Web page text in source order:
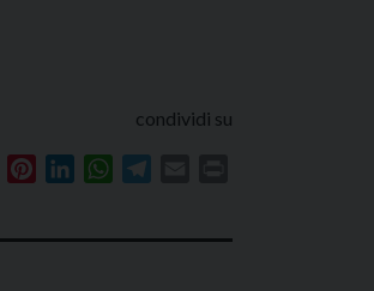
condividi su
ThreadsPinterestLinkedInWhatsApp